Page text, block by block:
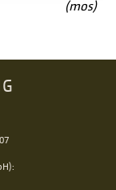
(mos)